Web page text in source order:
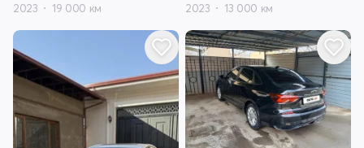
2023 19 000 км 2023 13 000 км